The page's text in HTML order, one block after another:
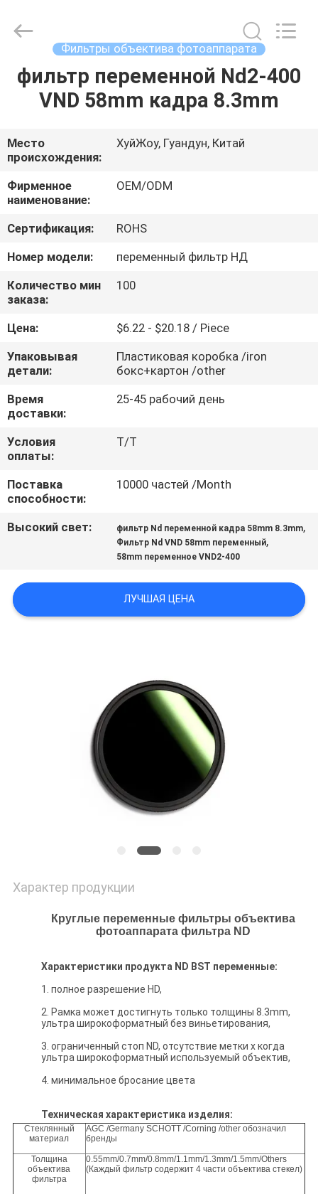
ДОМ
О
НАС
ПУТЕШЕСТВИЕ
ФАБРИКИ
ПРОВЕРКА
КАЧЕСТВА
СВЯЖИТЕСЬ
МЫ
СПРОСИТЕ
САЙТА
PRIVACY
POLICY
Technology
Ltd..
Фильтры объектива фотоаппарата
фильтр переменной Nd2-400
VND 58mm кадра 8.3mm
Место
происхождения:
ХуйЖоу, Гуандун, Китай
Фирменное
наименование:
OEM/ODM
Сертификация:
ROHS
Номер модели:
переменный фильтр НД
Количество мин
заказа:
100
Цена:
$6.22 - $20.18 / Piece
Упаковывая
детали:
Пластиковая коробка /iron
бокс+картон /other
Время
доставки:
25-45 рабочий день
Условия
оплаты:
Т/Т
Поставка
способности:
10000 частей /Month
Высокий свет: фильтр Nd переменной кадра 58mm 8.3mm,
Фильтр Nd VND 58mm переменный,
58mm переменное VND2-400
ЛУЧШАЯ ЦЕНА
Характер продукции
Круглые переменные фильтры объектива
фотоаппарата фильтра ND
Характеристики продуктаND BST переменные:
1. полное разрешение HD,
2. Рамка может достигнуть только толщины 8.3mm,
ультра широкоформатный без виньетирования,
3. ограниченный стоп ND, отсутствие метки x когда
ультра широкоформатный используемый объектив,
4. минимальное бросание цвета
Техническая характеристика изделия:
Стеклянный
материал
AGC /Germany SCHOTT /Corning /other обозначил
бренды
Толщина
объектива
фильтра
0.55mm/0.7mm/0.8mm/1.1mm/1.3mm/1.5mm/Others
(Каждый фильтр содержит 4 части объектива стекел)